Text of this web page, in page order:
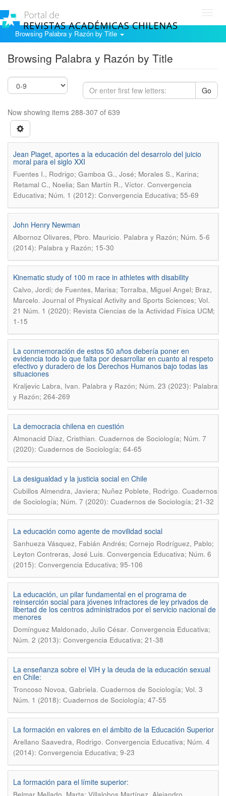
Browsing Palabra y Razón by Title
Browsing Palabra y Razón by Title
Go
Now showing items 288-307 of 639
Jean Piaget, aportes a la educación del desarrolo del juicio
moral para el siglo XXI
Fuentes I., Rodrigo; Gamboa G., José; Morales S., Karina;
Retamal C., Noelia; San Martín R., Víctor. Convergencia
Educativa; Núm. 1 (2012): Convergencia Educativa; 55-69
John Henry Newman
Albornoz Olivares, Pbro. Mauricio. Palabra y Razón; Núm. 5-6
(2014): Palabra y Razón; 15-30
Kinematic study of 100 m race in athletes with disability
Calvo, Jordi; de Fuentes, Marisa; Torralba, Miguel Angel; Braz,
Marcelo. Journal of Physical Activity and Sports Sciences; Vol.
21 Núm. 1 (2020): Revista Ciencias de la Actividad Física UCM;
1-15
La conmemoración de estos 50 años debería poner en
evidencia todo lo que falta por desarrollar en cuanto al respeto
efectivo y duradero de los Derechos Humanos bajo todas las
situaciones
Kraljevic Labra, Ivan. Palabra y Razón; Núm. 23 (2023): Palabra
y Razón; 264-269
La democracia chilena en cuestión
Almonacid Díaz, Cristhian. Cuadernos de Sociología; Núm. 7
(2020): Cuadernos de Sociología; 64-65
La desigualdad y la justicia social en Chile
Cubillos Almendra, Javiera; Nuñez Poblete, Rodrigo. Cuadernos
de Sociología; Núm. 7 (2020): Cuadernos de Sociología; 21-32
La educación como agente de movilidad social
Sanhueza Vásquez, Fabián Andrés; Cornejo Rodríguez, Pablo;
Leyton Contreras, José Luis. Convergencia Educativa; Núm. 6
(2015): Convergencia Educativa; 95-106
La educación, un pilar fundamental en el programa de
reinserción social para jóvenes infractores de ley privados de
libertad de los centros administrados por el servicio nacional de
menores
Domínguez Maldonado, Julio César. Convergencia Educativa;
Núm. 2 (2013): Convergencia Educativa; 21-38
La enseñanza sobre el VIH y la deuda de la educación sexual
en Chile:
Troncoso Novoa, Gabriela. Cuadernos de Sociología; Vol. 3
Núm. 1 (2018): Cuadernos de Sociología; 47-55
La formación en valores en el ámbito de la Educación Superior
Arellano Saavedra, Rodrigo. Convergencia Educativa; Núm. 4
(2014): Convergencia Educativa; 9-23
La formación para el límite superior:
.